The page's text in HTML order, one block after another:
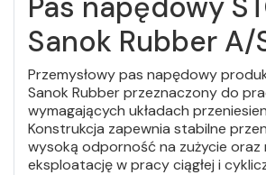
Sanok Rubber A/
Przemysłowy pas napędowy
Sanok Rubber przeznaczony do
wymagających układach
Konstrukcja zapewnia stabilne
wysoką odporność na zużycie oraz
eksploatację w pracy ciągłej i